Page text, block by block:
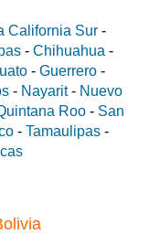
California Sur -
- Chihuahua -
- Guerrero -
- Nayarit- Nuevo
Roo - San
- Tamaulipas -